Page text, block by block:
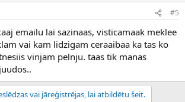
#5
emailu lai sazinaas, visticamaak meklee
vai kam lidzigam ceraaibaa ka tas ko
vinjam pelnju. taas tik manas
vai jāreģistrējas, lai atbildētu šeit.